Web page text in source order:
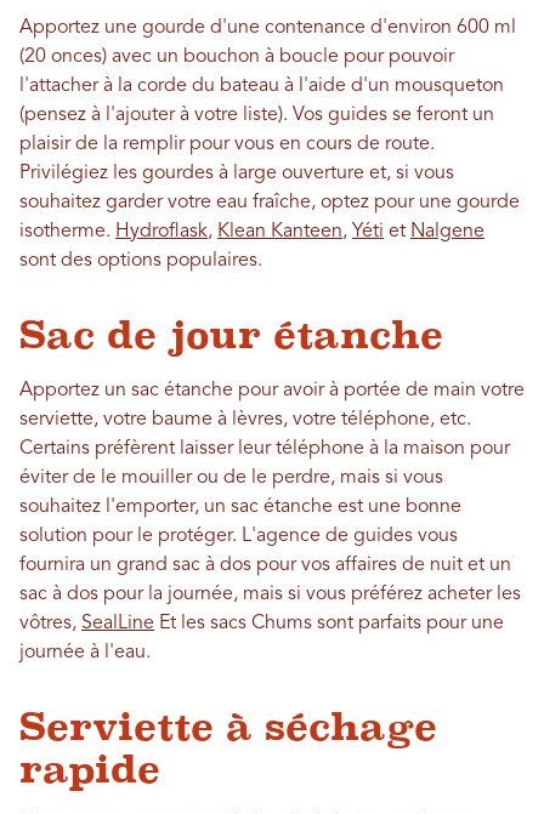
Apportez une gourde d'une contenance d'environ 600 ml
(20 onces) avec un bouchon à boucle pour pouvoir
l'attacher à la corde du bateau à l'aide d'un mousqueton
(pensez à l'ajouter à votre liste). Vos guides se feront un
plaisir de la remplir pour vous en cours de route.
Privilégiez les gourdes à large ouverture et, si vous
souhaitez garder votre eau fraîche, optez pour une gourde
isotherme. Hydroflask, Klean Kanteen, Yéti et Nalgene
sont des options populaires.
Sac de jour étanche
Apportez un sac étanche pour avoir à portée de main votre
serviette, votre baume à lèvres, votre téléphone, etc.
Certains préfèrent laisser leur téléphone à la maison pour
éviter de le mouiller ou de le perdre, mais si vous
souhaitez l'emporter, un sac étanche est une bonne
solution pour le protéger. L'agence de guides vous
fournira un grand sac à dos pour vos affaires de nuit et un
sac à dos pour la journée, mais si vous préférez acheter les
vôtres, SealLine Et les sacs Chums sont parfaits pour une
journée à l'eau.
Serviette à séchage
rapide